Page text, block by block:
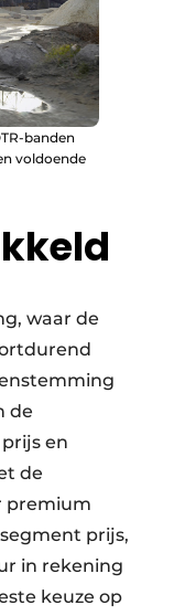
banden
voldoende
waar de
de
en
de
premium
prijs,
in rekening
keuze op